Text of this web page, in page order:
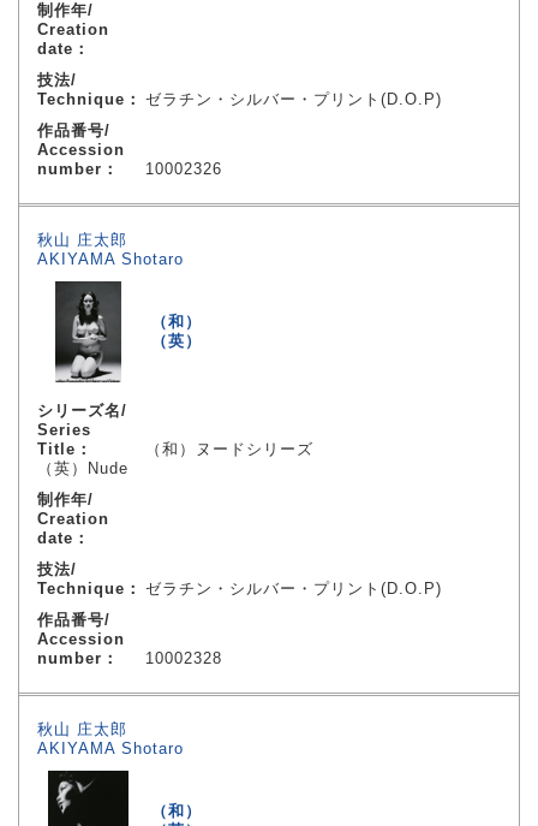
制作年/
Creation
date：
技法/
Technique： ゼラチン・シルバー・プリント(D.O.P)
作品番号/
Accession
number：
10002326
秋山 庄太郎
AKIYAMA Shotaro
（和）
（英）
シリーズ名/
Series
Title：
（和）ヌードシリーズ
（英）Nude
制作年/
Creation
date：
技法/
Technique： ゼラチン・シルバー・プリント(D.O.P)
作品番号/
Accession
number：
10002328
秋山 庄太郎
AKIYAMA Shotaro
（和）